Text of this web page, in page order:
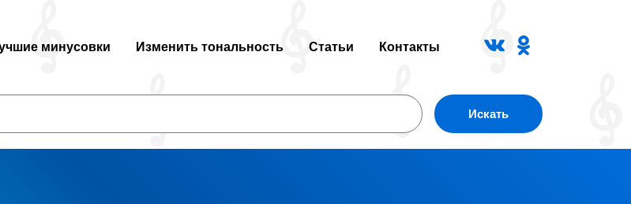
минусовки Изменить тональность Статьи Контакты
Искать